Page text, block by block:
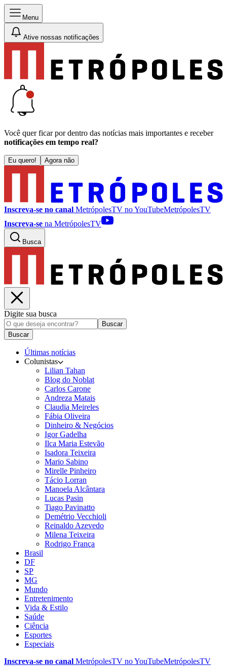
Menu
Ative nossas notificações
Você quer ficar por dentro das notícias mais importantes e receber
notificações em tempo real?
Eu quero! Agora não
Inscreva-se no canal MetrópolesTV noYouTubeMetrópolesTV
Inscreva-se na MetrópolesTV
Busca
Digite sua busca
Buscar
Buscar
Últimas notícias
Colunistas
Lilian Tahan
Blog do Noblat
Carlos Carone
Andreza Matais
Claudia Meireles
Fábia Oliveira
Dinheiro & Negócios
Igor Gadelha
Ilca Maria Estevão
Isadora Teixeira
Mario Sabino
Mirelle Pinheiro
Tácio Lorran
Manoela Alcântara
Lucas Pasin
Tiago Pavinatto
Demétrio Vecchioli
Reinaldo Azevedo
Milena Teixeira
Rodrigo França
Brasil
DF
SP
MG
Mundo
Entretenimento
Vida & Estilo
Saúde
Ciência
Esportes
Especiais
Inscreva-se no canal MetrópolesTV noYouTubeMetrópolesTV